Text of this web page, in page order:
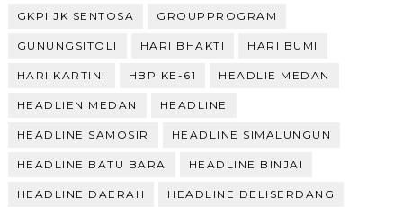
GKPI JK SENTOSA GROUPPROGRAM
GUNUNGSITOLI HARI BHAKTI HARI BUMI
HARI KARTINI HBP KE-61 HEADLIE MEDAN
HEADLIEN MEDAN HEADLINE
HEADLINE SAMOSIR HEADLINE SIMALUNGUN
HEADLINE BATU BARA HEADLINE BINJAI
HEADLINE DAERAH HEADLINE DELISERDANG